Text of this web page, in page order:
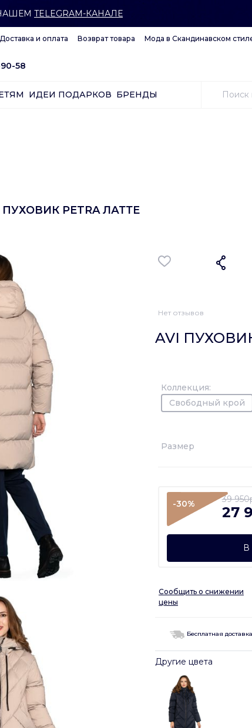
TELEGRAM-КАНАЛЕ
Доставка и оплата Возврат товара Мода в Скандинавском
58
ИДЕИ ПОДАРКОВ БРЕНДЫ
ПУХОВИК PETRA ЛАТТЕ
Нет отзывов
AVI
Коллекция:
Свободный крой
Размер
-30% 39
27
Сообщить о снижении
цены
Бесплатная доставка
Другие цвета